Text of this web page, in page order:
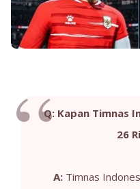
Q: Kapan Timnas
26
A:Timnas